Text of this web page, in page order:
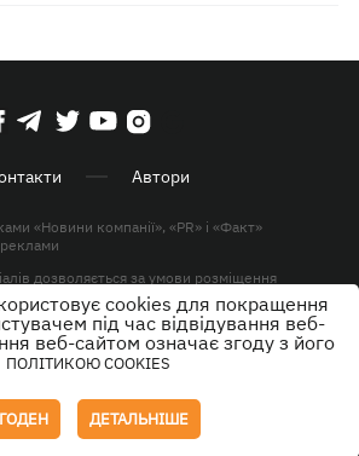
Автори
«Новини компанії», «PR» і «Факт»
дозволяється за умови розміщення
на KP.UA в першому абзаці.
Всі права захищені.
cookies для покращення
під час відвідування веб-
веб-сайтом означає згоду з його
ПОЛІТИКОЮ COOKIES
ДЕТАЛЬНІШЕ